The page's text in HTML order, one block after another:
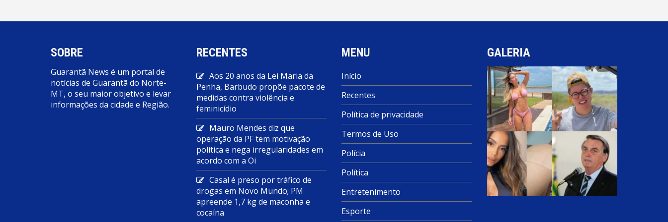
SOBRE
Guarantã News é um portal de
notícias de Guarantã do Norte-
MT, o seu maior objetivo e levar
informações da cidade e Região.
RECENTES
Aos 20 anos da Lei Maria da
Penha, Barbudo propõe pacote de
medidas contra violência e
feminicídio
Mauro Mendes diz que
operação da PF tem motivação
política e nega irregularidades em
acordo com a Oi
Casal é preso por tráfico de
drogas em Novo Mundo; PM
apreende 1,7 kg de maconha e
cocaína
MENU
Início
Recentes
Política de privacidade
Termos de Uso
Polícia
Política
Entretenimento
Esporte
GALERIA